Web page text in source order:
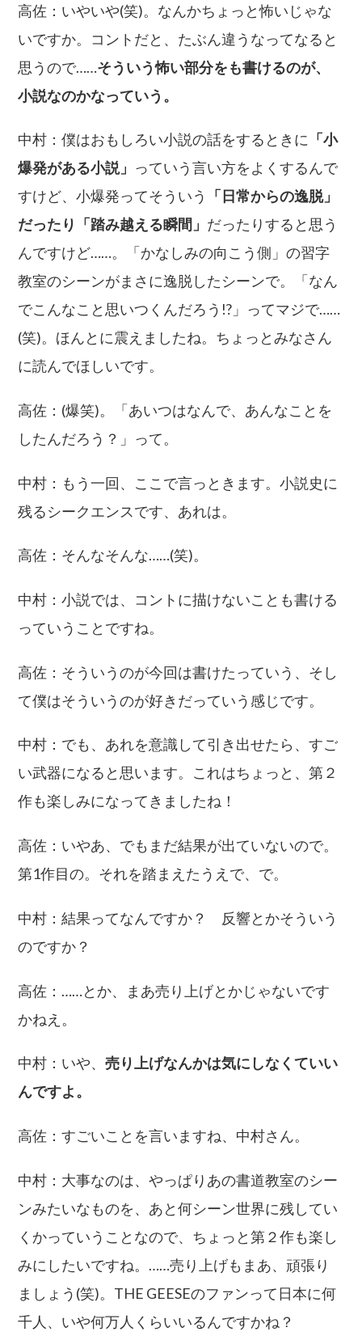
高佐：いやいや(笑)。なんかちょっと怖いじゃな
いですか。コントだと、たぶん違うなってなると
思うので……そういう怖い部分をも書けるのが、
小説なのかなっていう。
中村：僕はおもしろい小説の話をするときに 「小
爆発がある小説」 っていう言い方をよくするんで
すけど、小爆発ってそういう
「日常からの逸脱」
だったり「踏み越える瞬間」 だったりすると思う
んですけど……。「かなしみの向こう側」の習字
教室のシーンがまさに逸脱したシーンで。「なん
でこんなこと思いつくんだろう!?」ってマジで……
(笑)。ほんとに震えましたね。ちょっとみなさん
に読んでほしいです。
高佐：(爆笑)。「あいつはなんで、あんなことを
したんだろう？」って。
中村：もう一回、ここで言っときます。小説史に
残るシークエンスです、あれは。
高佐：そんなそんな……(笑)。
中村：小説では、コントに描けないことも書ける
っていうことですね。
高佐：そういうのが今回は書けたっていう、そし
て僕はそういうのが好きだっていう感じです。
中村：でも、あれを意識して引き出せたら、すご
い武器になると思います。これはちょっと、第２
作も楽しみになってきましたね！
高佐：いやあ、でもまだ結果が出ていないので。
第1作目の。それを踏まえたうえで、で。
中村：結果ってなんですか？ 反響とかそういう
のですか？
高佐：……とか、まあ売り上げとかじゃないです
かねえ。
中村：いや、売り上げなんかは気にしなくていい
んですよ。
高佐：すごいことを言いますね、中村さん。
中村：大事なのは、やっぱりあの書道教室のシー
ンみたいなものを、あと何シーン世界に残してい
くかっていうことなので、ちょっと第２作も楽し
みにしたいですね。……売り上げもまあ、頑張り
ましょう(笑)。THE GEESEのファンって日本に何
千人、いや何万人くらいいるんですかね？